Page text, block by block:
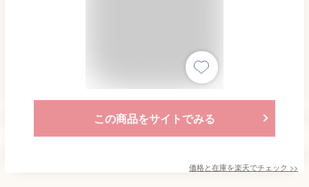
この商品をサイトでみる
価格と在庫を楽天でチェック >>